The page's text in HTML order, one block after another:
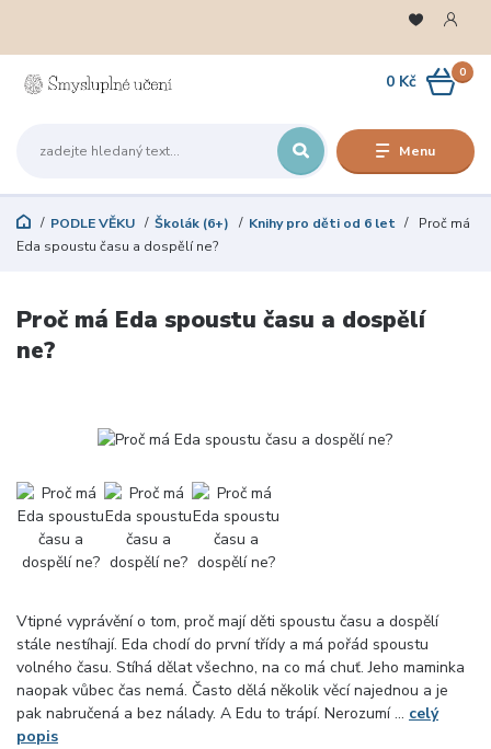
Menu
0
0 Kč
PODLE VĚKU Školák (6+) Knihy pro děti od 6 let
Proč má
Eda spoustu času a dospělí ne?
Proč má Eda spoustu času a dospělí
ne?
Vtipné vyprávění o tom, proč mají děti spoustu času a dospělí
stále nestíhají. Eda chodí do první třídy a má pořád spoustu
volného času. Stíhá dělat všechno, na co má chuť. Jeho maminka
naopak vůbec čas nemá. Často dělá několik věcí najednou a je
pak nabručená a bez nálady. A Edu to trápí. Nerozumí ... celý
popis